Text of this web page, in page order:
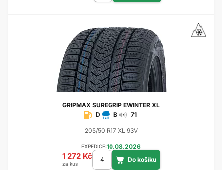
GRIPMAX SUREGRIP EWINTER XL
D
B 71
205/50 R17 XL 93V
EXPEDICE:10.08.2026
1 272 Kč
za kus